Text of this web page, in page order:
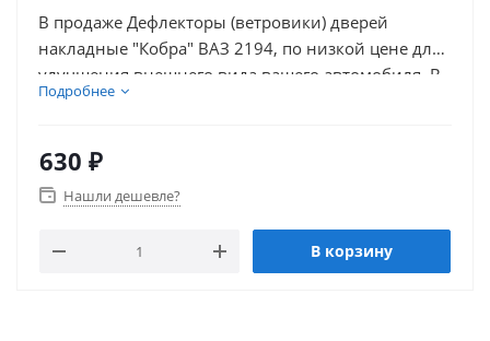
В продаже Дефлекторы (ветровики) дверей
накладные "Кобра" ВАЗ 2194, по низкой цене для
улучшения внешнего вида вашего автомобиля. В
нашем каталоге так же присутствует множество
Подробнее
630 ₽
Нашли дешевле?
В корзину